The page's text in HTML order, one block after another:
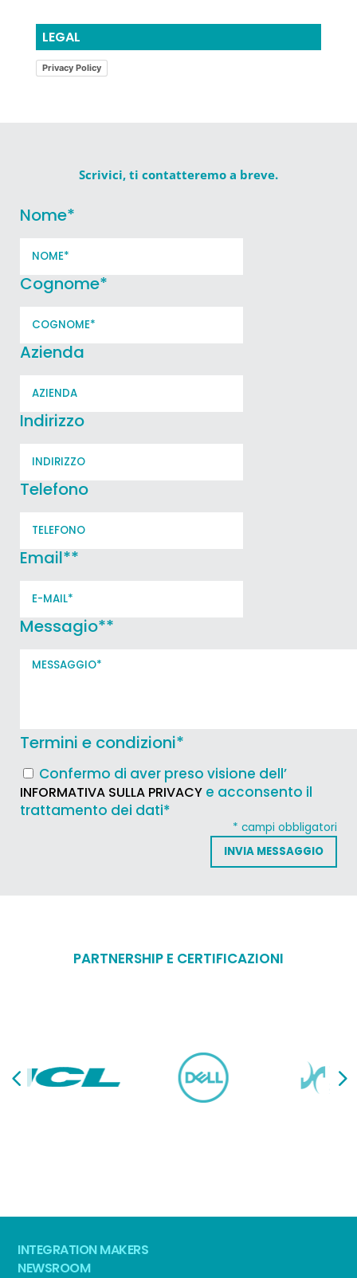
LEGAL
Privacy Policy
Scrivici, ti contatteremo a breve.
Nome*
Cognome*
Azienda
Indirizzo
Telefono
Email**
Messagio**
Termini e condizioni*
Confermo di aver preso visione dell’
INFORMATIVA SULLA PRIVACY e acconsento il
trattamento dei dati*
* campi obbligatori
PARTNERSHIP E CERTIFICAZIONI
INTEGRATION MAKERS
NEWSROOM